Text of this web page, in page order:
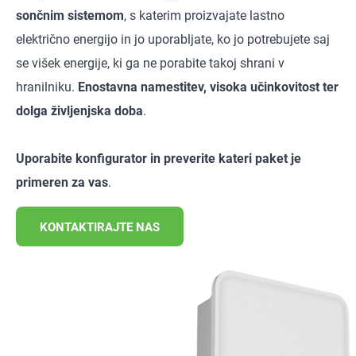
sončnim sistemom, s katerim proizvajate lastno
električno energijo in jo uporabljate, ko jo potrebujete saj
se višek energije, ki ga ne porabite takoj shrani v
hranilniku. Enostavna namestitev, visoka učinkovitost ter
dolga življenjska doba.
Uporabite konfigurator in preverite kateri paket je
primeren za vas.
KONTAKTIRAJTE NAS